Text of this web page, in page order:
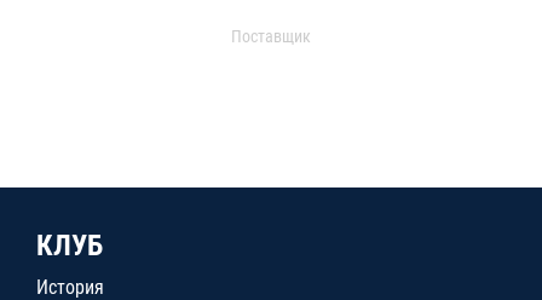
Поставщик
КЛУБ
История